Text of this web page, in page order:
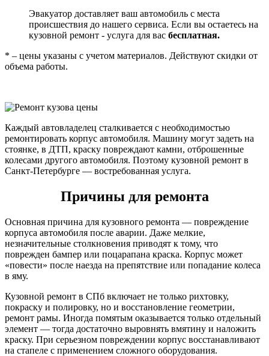
Эвакуатор доставляет ваш автомобиль с места
происшествия до нашего сервиса. Если вы остаетесь на
кузовной ремонт - услуга для вас бесплатная.
* – цены указаны с учетом материалов. Действуют скидки от
объема работы.
Каждый автовладелец сталкивается с необходимостью
ремонтировать корпус автомобиля. Машину могут задеть на
стоянке, в ДТП, краску повреждают камни, отброшенные
колесами другого автомобиля. Поэтому кузовной ремонт в
Санкт-Петербурге — востребованная услуга.
Причины для ремонта
Основная причина для кузовного ремонта — повреждение
корпуса автомобиля после аварии. Даже мелкие,
незначительные столкновения приводят к тому, что
поврежден бампер или поцарапана краска. Корпус может
«повести» после наезда на препятствие или попадание колеса
в яму.
Кузовной ремонт в СПб включает не только рихтовку,
покраску и полировку, но и восстановление геометрии,
ремонт рамы. Иногда помятым оказывается только отдельный
элемент — тогда достаточно выровнять вмятину и наложить
краску. При серьезном повреждении корпус восстанавливают
на стапеле с применением сложного оборудования.